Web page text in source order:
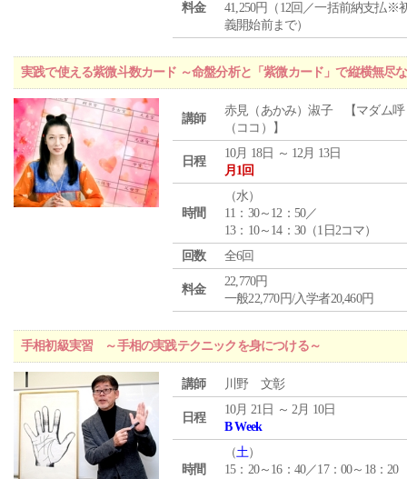
料金
41,250円（12回／一括前納支払※
義開始前まで）
実践で使える紫微斗数カード ～命盤分析と「紫微カード」で縦横無尽
講師
赤見（あかみ）淑子 【マダム呼
（ココ）】
日程
10月 18日 ～ 12月 13日
月1回
時間
（水）
11：30～12：50／
13：10～14：30（1日2コマ）
回数
全6回
料金
22,770円
一般22,770円/入学者20,460円
手相初級実習 ～手相の実践テクニックを身につける～
講師 川野 文彰
日程
10月 21日 ～ 2月 10日
B Week
時間
（土）
15：20～16：40／17：00～18：20